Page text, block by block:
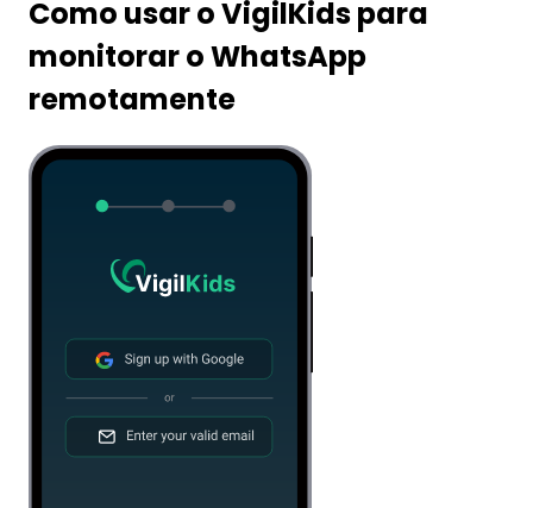
Como usar o VigilKids para
monitorar o WhatsApp
remotamente